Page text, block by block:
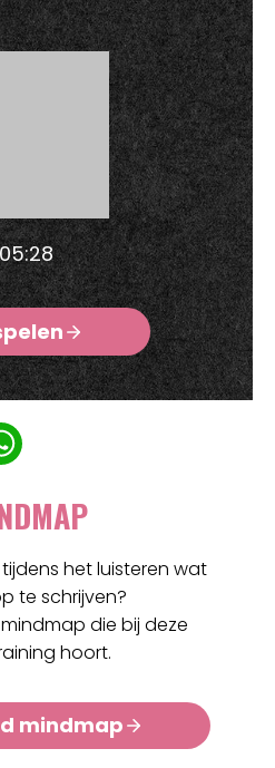
at
s
A
p
p
het luisteren wat
te schrijven?
die bij deze
hoort.
mindmap